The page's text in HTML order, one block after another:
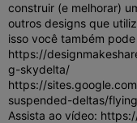
construir (e melhorar)
outros designs que
isso você também
https://
g-skydelta/
https://
suspended-deltas/
Assista ao vídeo: